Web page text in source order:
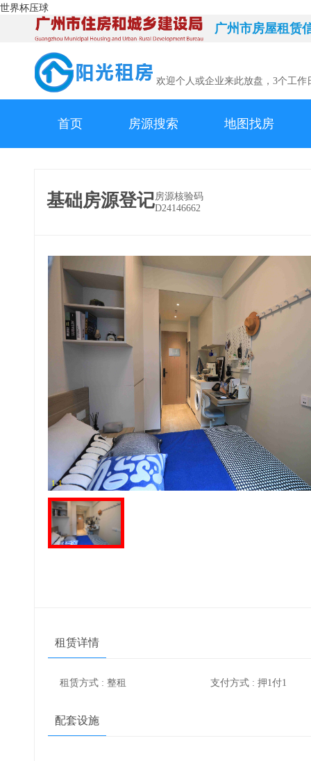
世界杯压球
广州市房屋租赁
欢迎个人或企业来此放盘，3个工作
首页 房源搜索 地图找房
基础房源登记房源核验码
D24146662
1-1
租赁详情
租赁方式 : 整租 支付方式 : 押1付1
配套设施